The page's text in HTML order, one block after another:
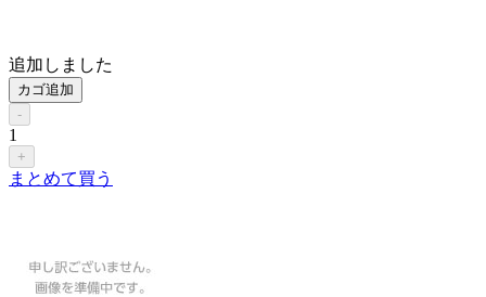
追加しました
カゴ追加
-
1
+
まとめて買う